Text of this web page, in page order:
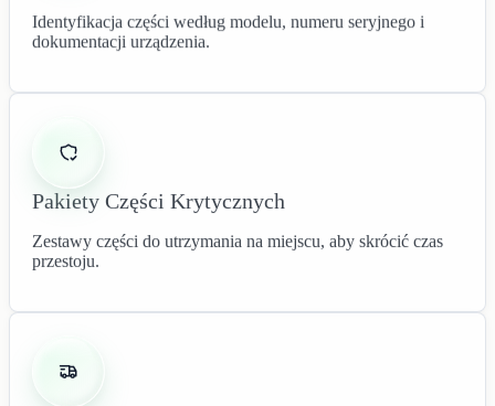
Identyfikacja części według modelu, numeru seryjnego i
dokumentacji urządzenia.
Pakiety Części Krytycznych
Zestawy części do utrzymania na miejscu, aby skrócić czas
przestoju.